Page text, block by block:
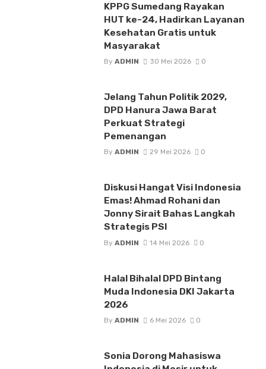
KPPG Sumedang Rayakan
HUT ke-24, Hadirkan Layanan
Kesehatan Gratis untuk
Masyarakat
By ADMIN 30 Mei 2026 0
Jelang Tahun Politik 2029,
DPD Hanura Jawa Barat
Perkuat Strategi
Pemenangan
By ADMIN 29 Mei 2026 0
Diskusi Hangat Visi Indonesia
Emas! Ahmad Rohani dan
Jonny Sirait Bahas Langkah
Strategis PSI
By ADMIN 14 Mei 2026 0
Halal Bihalal DPD Bintang
Muda Indonesia DKI Jakarta
2026
By ADMIN 6 Mei 2026 0
Sonia Dorong Mahasiswa